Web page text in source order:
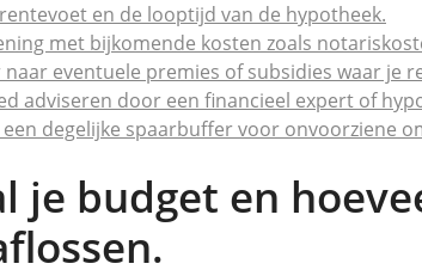
en de looptijd van de hypotheek.
met bijkomende kosten zoals
eventuele premies of subsidies waar je
adviseren door een financieel expert of
degelijke spaarbuffer voor onvoorziene
je budget en